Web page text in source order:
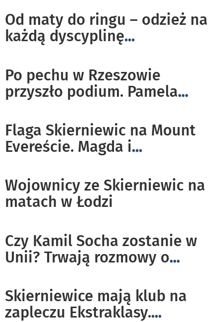
Od maty do ringu – odzież na
każdą dyscyplinę...
Po pechu w Rzeszowie
przyszło podium. Pamela...
Flaga Skierniewic na Mount
Evereście. Magda i...
Wojownicy ze Skierniewic na
matach w Łodzi
Czy Kamil Socha zostanie w
Unii? Trwają rozmowy o...
Skierniewice mają klub na
zapleczu Ekstraklasy....